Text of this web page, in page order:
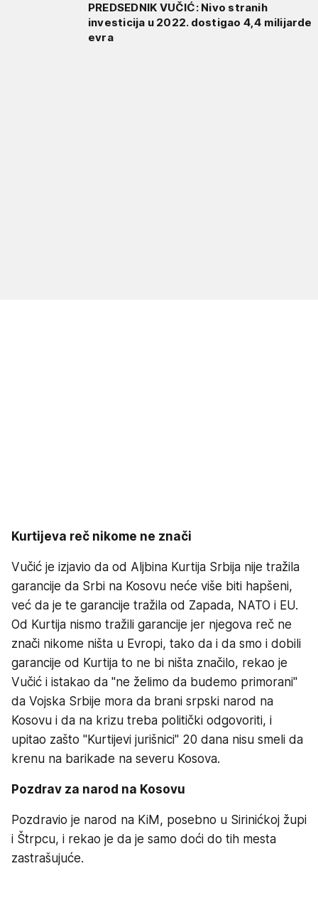
PREDSEDNIK VUČIĆ: Nivo stranih
investicija u 2022. dostigao 4,4 milijarde
evra
Kurtijeva reč nikome ne znači
Vučić je izjavio da od Aljbina Kurtija Srbija nije tražila
garancije da Srbi na Kosovu neće više biti hapšeni,
već da je te garancije tražila od Zapada, NATO i EU.
Od Kurtija nismo tražili garancije jer njegova reč ne
znači nikome ništa u Evropi, tako da i da smo i dobili
garancije od Kurtija to ne bi ništa značilo, rekao je
Vučić i istakao da "ne želimo da budemo primorani"
da Vojska Srbije mora da brani srpski narod na
Kosovu i da na krizu treba politički odgovoriti, i
upitao zašto "Kurtijevi jurišnici" 20 dana nisu smeli da
krenu na barikade na severu Kosova.
Pozdrav za narod na Kosovu
Pozdravio je narod na KiM, posebno u Sirinićkoj župi
i Štrpcu, i rekao je da je samo doći do tih mesta
zastrašujuće.